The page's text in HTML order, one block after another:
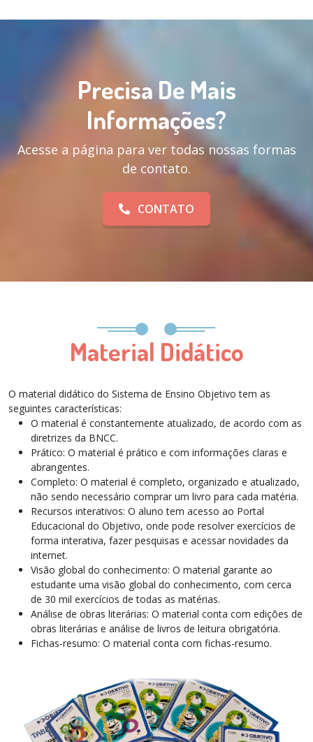
Precisa De Mais
Informações?
Acesse a página para ver todas nossas formas
de contato.
CONTATO
Material Didático
O material didático do Sistema de Ensino Objetivo tem as
seguintes características:
O material é constantemente atualizado, de acordo com as
diretrizes da BNCC.
Prático: O material é prático e com informações claras e
abrangentes.
Completo: O material é completo, organizado e atualizado,
não sendo necessário comprar um livro para cada matéria.
Recursos interativos: O aluno tem acesso ao Portal
Educacional do Objetivo, onde pode resolver exercícios de
forma interativa, fazer pesquisas e acessar novidades da
internet.
Visão global do conhecimento: O material garante ao
estudante uma visão global do conhecimento, com cerca
de 30 mil exercícios de todas as matérias.
Análise de obras literárias: O material conta com edições de
obras literárias e análise de livros de leitura obrigatória.
Fichas-resumo: O material conta com fichas-resumo.